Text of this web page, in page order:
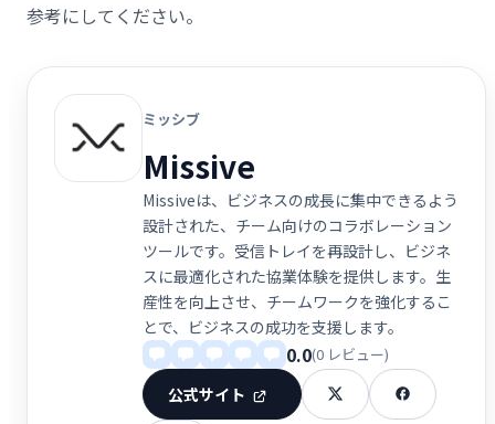
参考にしてください。
ミッシブ
Missive
Missiveは、ビジネスの成長に集中できるよう
設計された、チーム向けのコラボレーション
ツールです。受信トレイを再設計し、ビジネ
スに最適化された協業体験を提供します。生
産性を向上させ、チームワークを強化するこ
とで、ビジネスの成功を支援します。
0.0(0 レビュー)
公式サイト